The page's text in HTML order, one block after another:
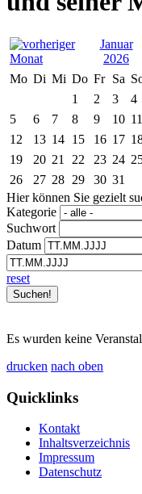
Januar
2026
Mo Di Mi Do Fr Sa
1
2 3
4
5
6 7 8 9 10 11
12
13 14 15 16 17
19
20 21 22 23 24
26
27 28 29 30 31
Hier können Sie gezielt
Kategorie
Suchwort
Datum
reset
Es wurden keine
drucken nach oben
Quicklinks
Kontakt
Inhaltsverzeichnis
Impressum
Datenschutz